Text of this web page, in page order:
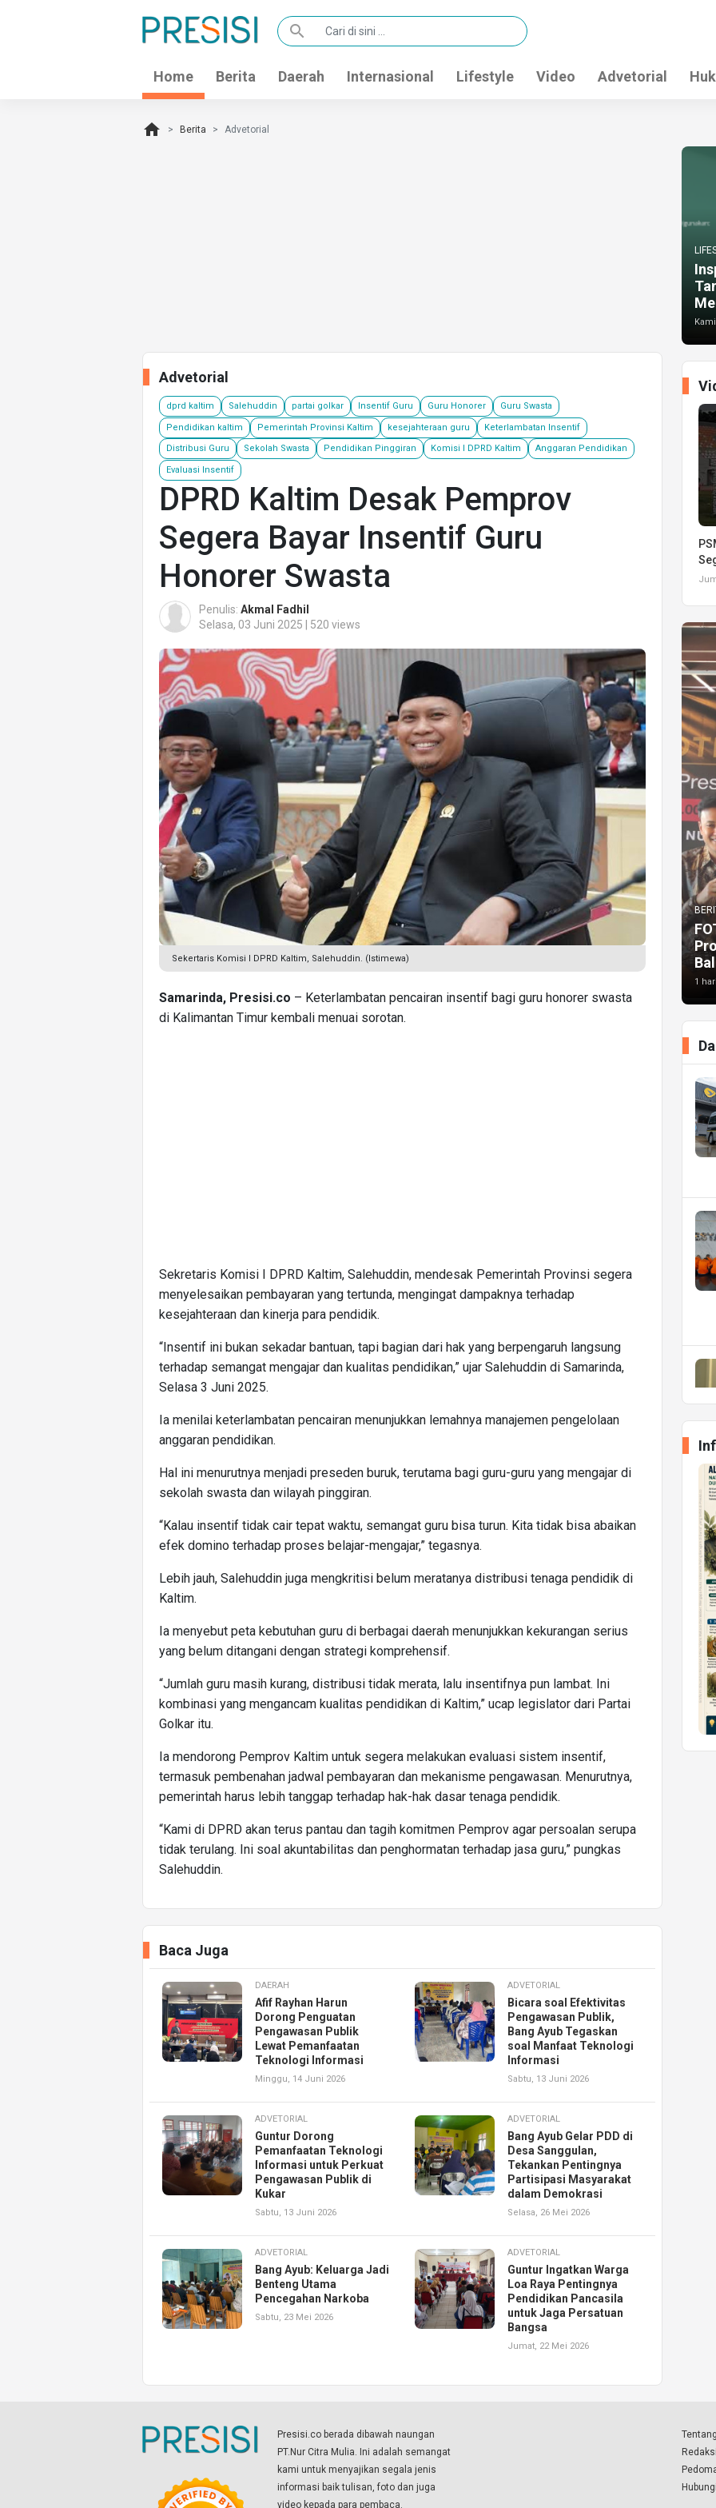
search
Home Berita Daerah Internasional Lifestyle Video Advetorial
home Berita Advetorial
Advetorial
dprd kaltim Salehuddin partai golkar Insentif Guru Guru Honorer Guru Swasta
Pendidikan kaltim Pemerintah Provinsi Kaltim kesejahteraan guru Keterlambatan Insentif
Distribusi Guru Sekolah Swasta Pendidikan Pinggiran Komisi I DPRD Kaltim Anggaran Pendidikan
Evaluasi Insentif
DPRD Kaltim Desak Pemprov
Segera Bayar Insentif Guru
Honorer Swasta
Penulis: Akmal Fadhil
Selasa, 03 Juni 2025 | 520 views
Sekertaris Komisi I DPRD Kaltim, Salehuddin. (Istimewa)
Samarinda, Presisi.co – Keterlambatan pencairan insentif bagi guru honorer swasta
di Kalimantan Timur kembali menuai sorotan.
Sekretaris Komisi I DPRD Kaltim, Salehuddin, mendesak Pemerintah Provinsi segera
menyelesaikan pembayaran yang tertunda, mengingat dampaknya terhadap
kesejahteraan dan kinerja para pendidik.
“Insentif ini bukan sekadar bantuan, tapi bagian dari hak yang berpengaruh langsung
terhadap semangat mengajar dan kualitas pendidikan,” ujar Salehuddin di Samarinda,
Selasa 3 Juni 2025.
Ia menilai keterlambatan pencairan menunjukkan lemahnya manajemen pengelolaan
anggaran pendidikan.
Hal ini menurutnya menjadi preseden buruk, terutama bagi guru-guru yang mengajar di
sekolah swasta dan wilayah pinggiran.
“Kalau insentif tidak cair tepat waktu, semangat guru bisa turun. Kita tidak bisa abaikan
efek domino terhadap proses belajar-mengajar,” tegasnya.
Lebih jauh, Salehuddin juga mengkritisi belum meratanya distribusi tenaga pendidik di
Kaltim.
Ia menyebut peta kebutuhan guru di berbagai daerah menunjukkan kekurangan serius
yang belum ditangani dengan strategi komprehensif.
“Jumlah guru masih kurang, distribusi tidak merata, lalu insentifnya pun lambat. Ini
kombinasi yang mengancam kualitas pendidikan di Kaltim,” ucap legislator dari Partai
Golkar itu.
Ia mendorong Pemprov Kaltim untuk segera melakukan evaluasi sistem insentif,
termasuk pembenahan jadwal pembayaran dan mekanisme pengawasan. Menurutnya,
pemerintah harus lebih tanggap terhadap hak-hak dasar tenaga pendidik.
“Kami di DPRD akan terus pantau dan tagih komitmen Pemprov agar persoalan serupa
tidak terulang. Ini soal akuntabilitas dan penghormatan terhadap jasa guru,” pungkas
Salehuddin.
Baca Juga
DAERAH
Afif Rayhan Harun
Dorong Penguatan
Pengawasan Publik
Lewat Pemanfaatan
Teknologi Informasi
Minggu, 14 Juni 2026
ADVETORIAL
Bicara soal Efektivitas
Pengawasan Publik,
Bang Ayub Tegaskan
soal Manfaat Teknologi
Informasi
Sabtu, 13 Juni 2026
ADVETORIAL
Guntur Dorong
Pemanfaatan Teknologi
Informasi untuk Perkuat
Pengawasan Publik di
Kukar
Sabtu, 13 Juni 2026
ADVETORIAL
Bang Ayub Gelar PDD di
Desa Sanggulan,
Tekankan Pentingnya
Partisipasi Masyarakat
dalam Demokrasi
Selasa, 26 Mei 2026
ADVETORIAL
Bang Ayub: Keluarga Jadi
Benteng Utama
Pencegahan Narkoba
Sabtu, 23 Mei 2026
ADVETORIAL
Guntur Ingatkan Warga
Loa Raya Pentingnya
Pendidikan Pancasila
untuk Jaga Persatuan
Bangsa
Jumat, 22 Mei 2026
1
Presisi.co berada dibawah naungan
PT.Nur Citra Mulia. Ini adalah semangat
kami untuk menyajikan segala jenis
informasi baik tulisan, foto dan juga
video kepada para pembaca.
Redaksi